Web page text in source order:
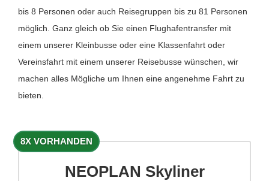
bis 8 Personen oder auch Reisegruppen bis zu 81 Personen
möglich. Ganz gleich ob Sie einen Flughafentransfer mit
einem unserer Kleinbusse oder eine Klassenfahrt oder
Vereinsfahrt mit einem unserer Reisebusse wünschen, wir
machen alles Mögliche um Ihnen eine angenehme Fahrt zu
bieten.
8X VORHANDEN
NEOPLAN Skyliner